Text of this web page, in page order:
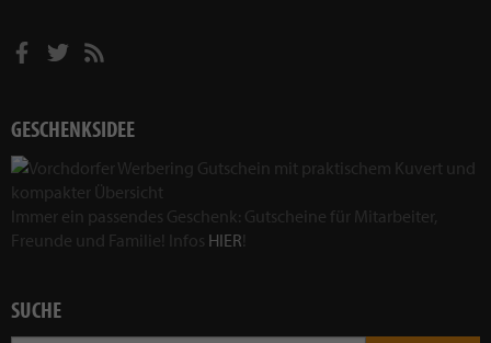
GESCHENKSIDEE
Immer ein passendes Geschenk: Gutscheine für Mitarbeiter,
Freunde und Familie! Infos HIER!
SUCHE